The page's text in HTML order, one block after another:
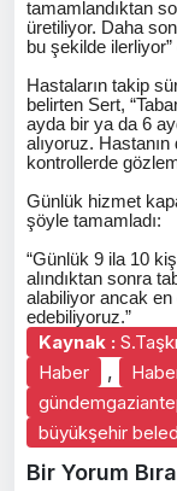
tamamlandıktan
üretiliyor. Daha
bu şekilde
Hastaların takip
belirten Sert,
ayda bir ya da 6
alıyoruz. Hastanın
kontrollerde
Günlük hizmet
şöyle tamamladı:
“Günlük 9 ila 10
alındıktan sonra
alabiliyor ancak
edebiliyoruz.”
Kaynak :
Haber ,
büyükşehir
Bir Yorum